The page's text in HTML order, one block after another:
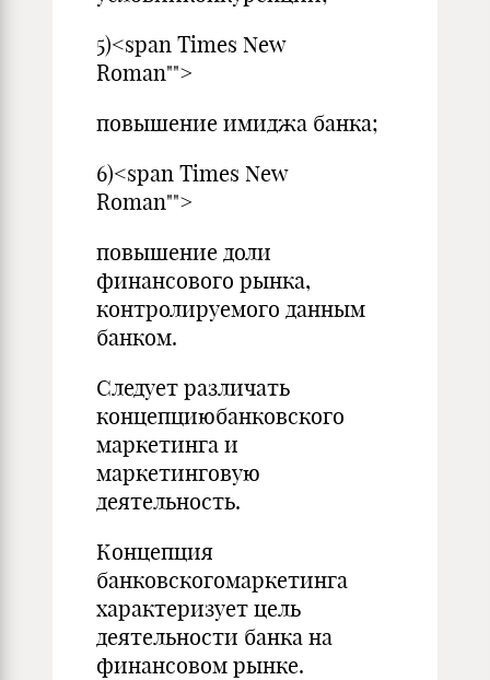
5)<span Times New
Roman"">
повышение имиджа банка;
6)<span Times New
Roman"">
повышение доли
финансового рынка,
контролируемого данным
банком.
Следует различать
концепциюбанковского
маркетинга и
маркетинговую
деятельность.
Концепция
банковскогомаркетинга
характеризует цель
деятельности банка на
финансовом рынке.